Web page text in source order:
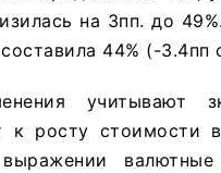
на 3пп. до
44% (-3.4пп
учитывают
к росту стоимости
валютные